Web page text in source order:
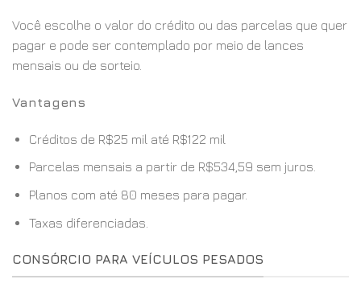
Você escolhe o valor do crédito ou das parcelas que quer
pagar e pode ser contemplado por meio de lances
mensais ou de sorteio.
Vantagens
Créditos de R$25 mil até R$122 mil
Parcelas mensais a partir de R$534,59 sem juros.
Planos com até 80 meses para pagar.
Taxas diferenciadas.
CONSÓRCIO PARA VEÍCULOS PESADOS